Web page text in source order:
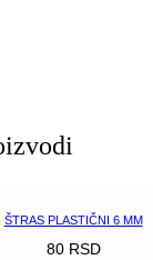
ŠTRAS PLASTIČNI 6 MM
80 RSD